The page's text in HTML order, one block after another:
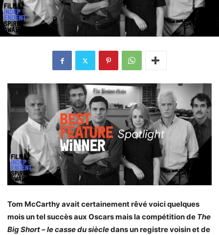
Tom McCarthy avait certainement rêvé voici quelques
mois un tel succès aux Oscars mais la compétition de The
Big Short – le casse du siècledans un registre voisin et de